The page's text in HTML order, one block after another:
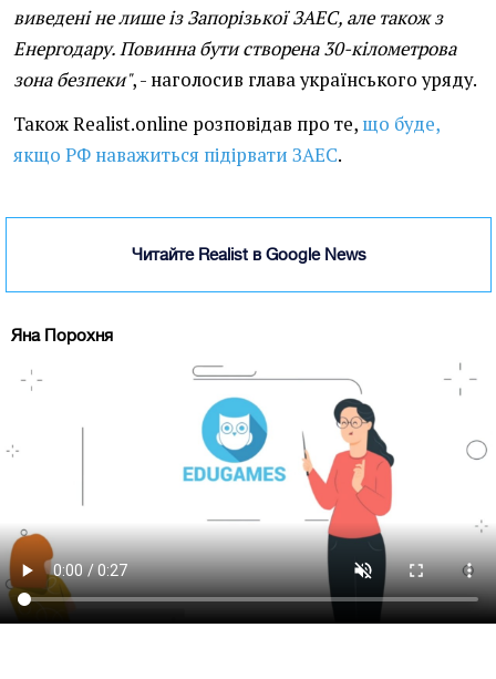
виведені не лише із Запорізької ЗАЕС, але також з
Енергодару. Повинна бути створена 30-кілометрова
зона безпеки", - наголосив глава українського уряду.
Також Realist.online розповідав про те, що буде,
якщо РФ наважиться підірвати ЗАЕС.
Читайте Realist в Google News
Яна Порохня